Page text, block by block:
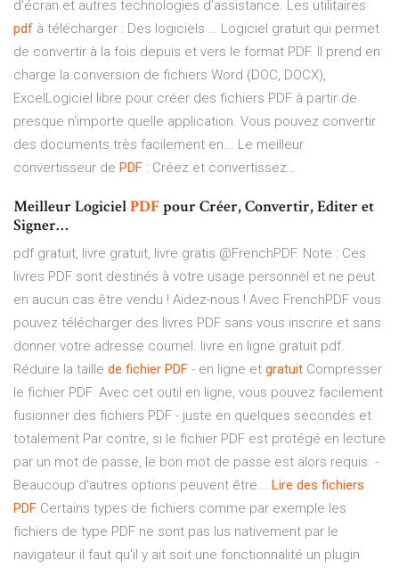
d’écran et autres technologies d’assistance. Les utilitaires
pdf à télécharger : Des logiciels … Logiciel gratuit qui permet
de convertir à la fois depuis et vers le format PDF. Il prend en
charge la conversion de fichiers Word (DOC, DOCX),
ExcelLogiciel libre pour créer des fichiers PDF à partir de
presque n'importe quelle application. Vous pouvez convertir
des documents très facilement en... Le meilleur
convertisseur de PDF : Créez et convertissez…
Meilleur LogicielPDFpour Créer, Convertir, Editer et
Signer…
pdf gratuit, livre gratuit, livre gratis @FrenchPDF. Note : Ces
livres PDF sont destinés à votre usage personnel et ne peut
en aucun cas être vendu ! Aidez-nous ! Avec FrenchPDF vous
pouvez télécharger des livres PDF sans vous inscrire et sans
donner votre adresse courriel. livre en ligne gratuit pdf.
Réduire la taille de fichier PDF - en ligne et gratuit Compresser
le fichier PDF: Avec cet outil en ligne, vous pouvez facilement
fusionner des fichiers PDF - juste en quelques secondes et
totalement Par contre, si le fichier PDF est protégé en lecture
par un mot de passe, le bon mot de passe est alors requis. -
Beaucoup d'autres options peuvent être... Lire des fichiers
PDF Certains types de fichiers comme par exemple les
fichiers de type PDF ne sont pas lus nativement par le
navigateur il faut qu'il y ait soit une fonctionnalité un plugin